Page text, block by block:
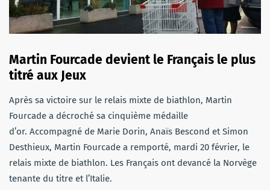
Martin Fourcade devient le Français le plus
titré aux Jeux
Après sa victoire sur le relais mixte de biathlon, Martin
Fourcade a décroché sa cinquième médaille
d’or. Accompagné de Marie Dorin, Anaïs Bescond et Simon
Desthieux, Martin Fourcade a remporté, mardi 20 février, le
relais mixte de biathlon. Les Français ont devancé la Norvège
tenante du titre et l’Italie.